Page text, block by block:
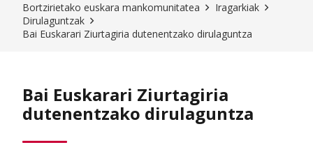
Bortzirietako euskara mankomunitatea
Iragarkiak
Dirulaguntzak
Bai Euskarari Ziurtagiria dutenentzako dirulaguntza
Bai Euskarari Ziurtagiria
dutenentzako dirulaguntza